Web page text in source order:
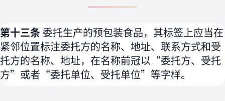
第十三条 委托生产的预包装食品，其标签上应当在
紧邻位置标注委托方的名称、地址、联系方式和受
托方的名称、地址，在名称前冠以“委托方、受托
方”或者“委托单位、受托单位”等字样。